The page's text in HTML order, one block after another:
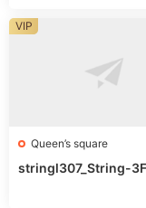
Queen’s square
stringl307_String-
VIP